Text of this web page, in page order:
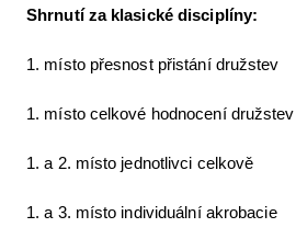
Shrnutí za klasické disciplíny:
1. místo přesnost přistání družstev
1. místo celkové hodnocení družstev
1. a 2. místo jednotlivci celkově
1. a 3. místo individuální akrobacie